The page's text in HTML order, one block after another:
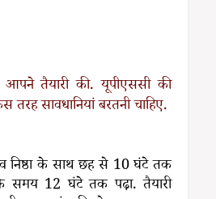
तैयारी की. यूपीएससी की
तरह सावधानियां बरतनी चाहिए.
निष्ठा के साथ छह से 10 घंटे तक
के समय 12 घंटे तक पढ़ा. तैयारी